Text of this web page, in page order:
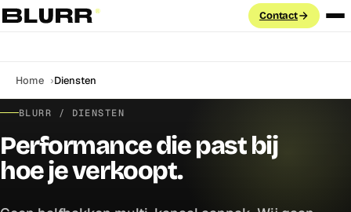
Diensten
PAID ADVERTISING
Google Ads
Search · PMax · Shopping · Demand Gen
Meta Ads
Aanpak
Contact
Home Diensten
BLURR / DIENSTEN
Performance die past bij
hoe je verkoopt.